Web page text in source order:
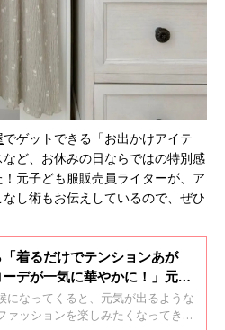
でゲットできる「お出かけアイテ
ど、お休みの日ならではの特別感
元子ども服販売員ライターが、ア
し術もお伝えしているので、ぜひ
「着るだけでテンションあが
デが一気に華やかに！」元子
員ライターおすすめ★カラフ
5選
になってくると、元気が出るような
ァッションを楽しみたくなってきま